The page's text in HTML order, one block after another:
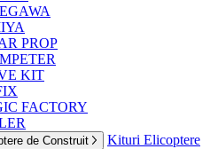
PROP
KIT
FACTORY
de Construit
Kituri Elicoptere